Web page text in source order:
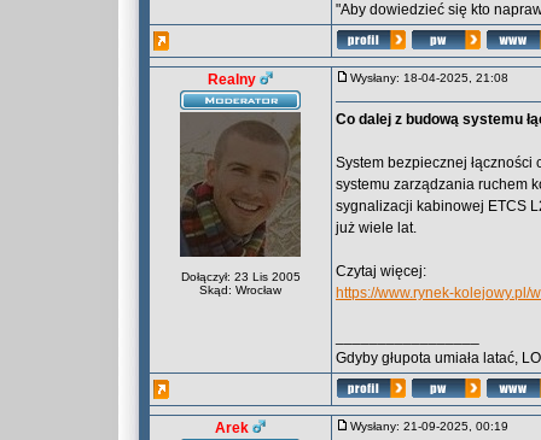
"Aby dowiedzieć się kto
Realny
Dołączył: 23 Lis 2005
Skąd: Wrocław
Wysłany: 18-04-2025, 21:08
Co dalej z budową systemu
System bezpiecznej
systemu zarządzania ruchem
sygnalizacji kabinowej ETCS
już wiele lat.
Czytaj więcej:
https://www.rynek-
Gdyby głupota umiała latać,
Arek Wysłany: 21-09-2025, 00:19